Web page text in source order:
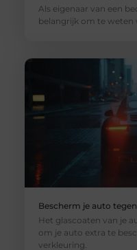
Als eigenaar van een
belangrijk om te weten
Bescherm je auto
Het glascoaten van je
om je auto extra te
verkleuring.